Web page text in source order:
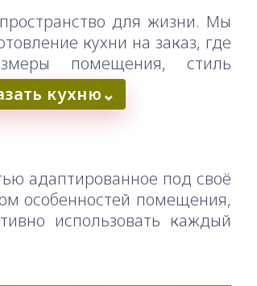
для жизни. Мы
кухни на заказ, где
помещения, стиль
кухню⌄
адаптированное под своё
особенностей помещения,
использовать каждый